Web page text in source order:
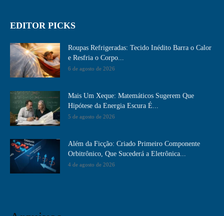
EDITOR PICKS
Roupas Refrigeradas: Tecido Inédito Barra o Calor
e Resfria o Corpo...
6 de agosto de 2026
Mais Um Xeque: Matemáticos Sugerem Que
Hipótese da Energia Escura É...
5 de agosto de 2026
Além da Ficção: Criado Primeiro Componente
Orbitrônico, Que Sucederá a Eletrônica...
4 de agosto de 2026